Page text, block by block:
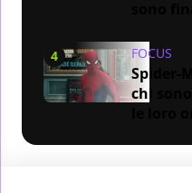
4 FOCUS
Spider-
chi